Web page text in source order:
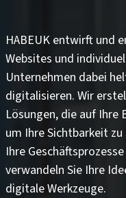
HABEUK entwirft und
Websites und
Unternehmen dabei
digitalisieren. Wir
Lösungen, die auf Ihre
um Ihre Sichtbarkeit
Ihre
verwandeln Sie Ihre
digitale Werkzeuge.